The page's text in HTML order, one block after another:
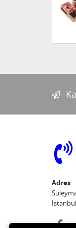
Adres
İstanbul